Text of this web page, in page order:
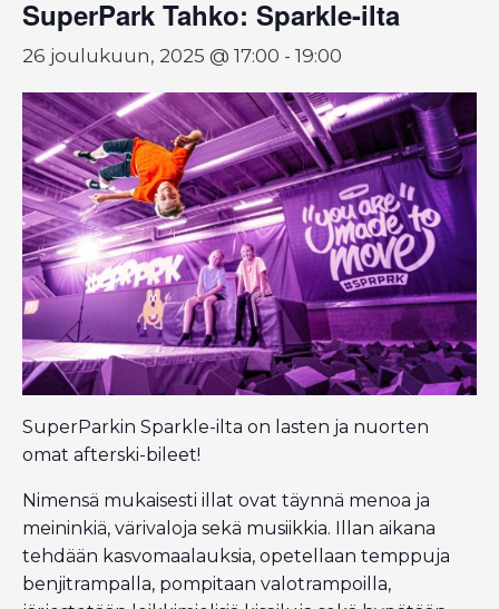
SuperPark Tahko: Sparkle-ilta
26 joulukuun, 2025 @ 17:00 - 19:00
SuperParkin Sparkle-ilta on lasten ja nuorten
omat afterski-bileet!
Nimensä mukaisesti illat ovat täynnä menoa ja
meininkiä, värivaloja sekä musiikkia. Illan aikana
tehdään kasvomaalauksia, opetellaan temppuja
benjitrampalla, pompitaan valotrampoilla,